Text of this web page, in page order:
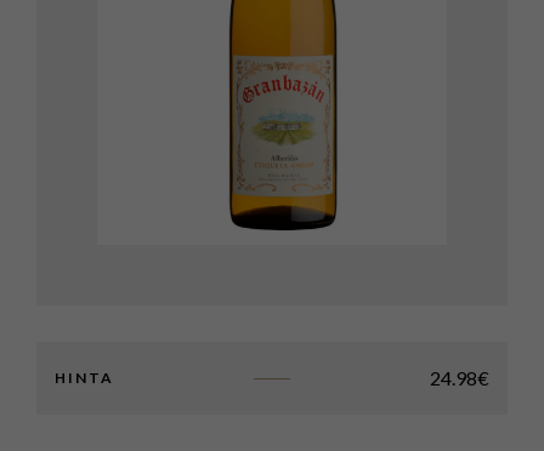
HINTA 24.98€